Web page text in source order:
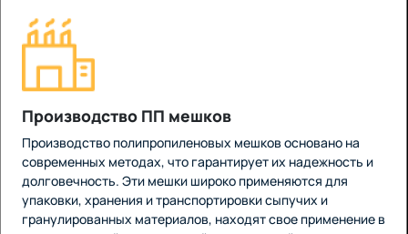
Производство ПП мешков
Производство полипропиленовых мешков основано на
современных методах, что гарантирует их надежность и
долговечность. Эти мешки широко применяются для
упаковки, хранения и транспортировки сыпучих и
гранулированных материалов, находят свое применение в